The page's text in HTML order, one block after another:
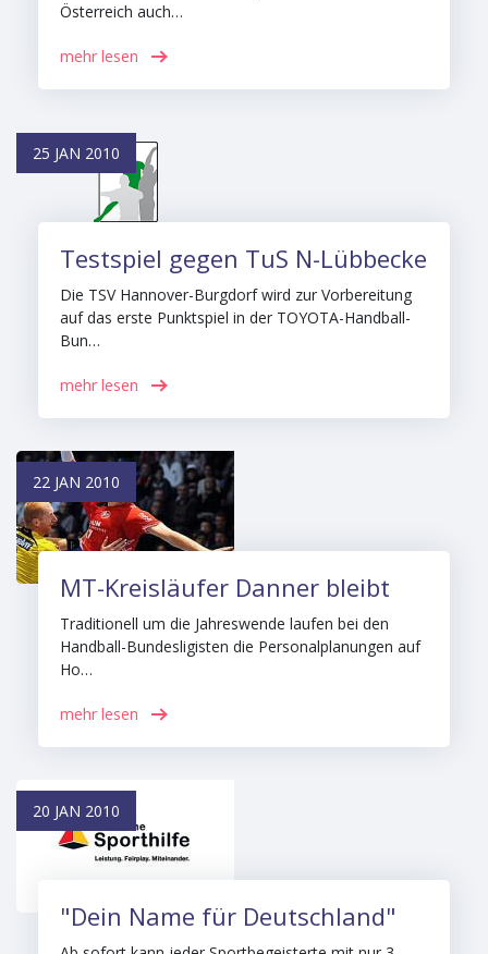
Österreich auch…
mehr lesen
25 JAN 2010
Testspiel gegen TuS N-Lübbecke
Die TSV Hannover-Burgdorf wird zur Vorbereitung
auf das erste Punktspiel in der TOYOTA-Handball-
Bun…
mehr lesen
22 JAN 2010
MT-Kreisläufer Danner bleibt
Traditionell um die Jahreswende laufen bei den
Handball-Bundesligisten die Personalplanungen auf
Ho…
mehr lesen
20 JAN 2010
"Dein Name für Deutschland"